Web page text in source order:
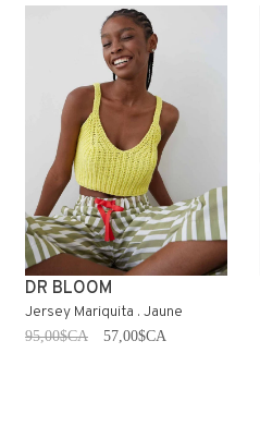
DR BLOOM
Jersey Mariquita . Jaune
95,00$CA 57,00$CA